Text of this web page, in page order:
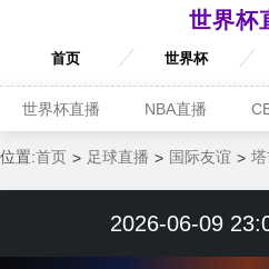
世界杯
首页 世界杯
世界杯直播 NBA直播
位置:首页 足球直播 国际友谊
2026-06-09